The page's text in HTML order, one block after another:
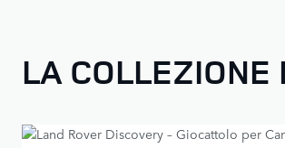
LA COLLEZIONE